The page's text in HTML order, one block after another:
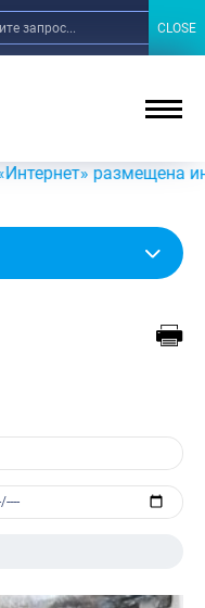
информация
CLOSE
CLOSE